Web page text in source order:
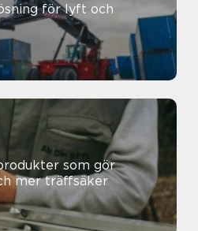
som gör
mer träffsäker